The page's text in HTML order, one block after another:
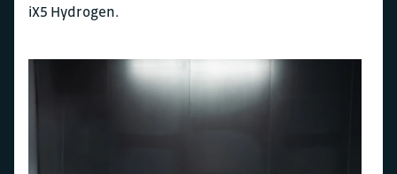
iX5 Hydrogen.